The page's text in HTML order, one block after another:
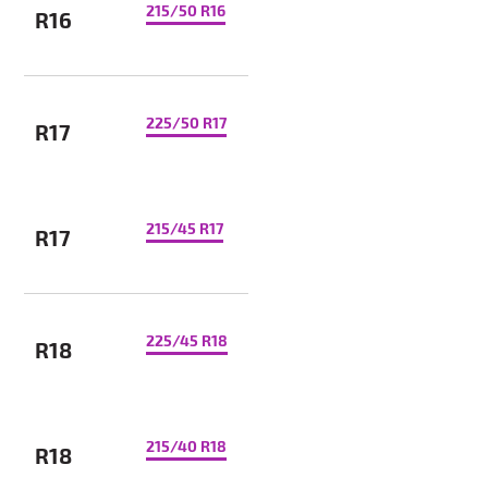
R16 215/50 R16
R17 225/50 R17
R17 215/45 R17
R18 225/45 R18
R18 215/40 R18